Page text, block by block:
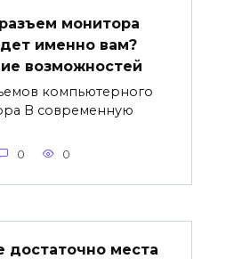
монитора
именно вам?
возможностей
компьютерного
В современную
0 0
достаточно места